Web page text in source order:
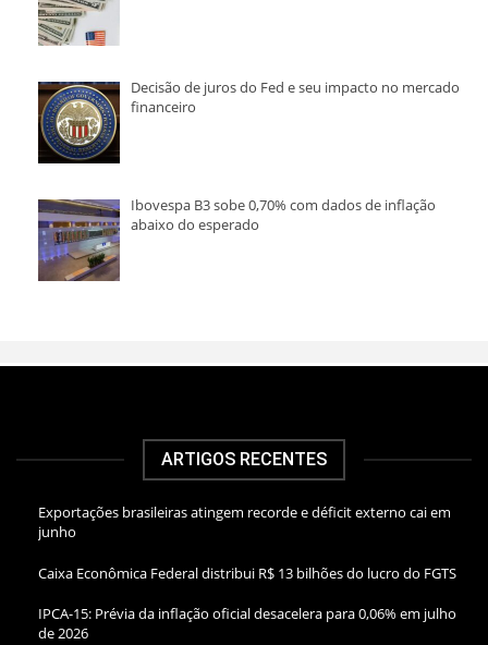
Decisão de juros do Fed e seu impacto no mercado
financeiro
Ibovespa B3 sobe 0,70% com dados de inflação
abaixo do esperado
ARTIGOS RECENTES
Exportações brasileiras atingem recorde e déficit externo cai em
junho
Caixa Econômica Federal distribui R$ 13 bilhões do lucro do FGTS
IPCA-15: Prévia da inflação oficial desacelera para 0,06% em julho
de 2026